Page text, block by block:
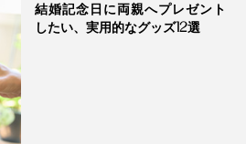
結婚記念日に両親へプレゼント
したい、実用的なグッズ12選